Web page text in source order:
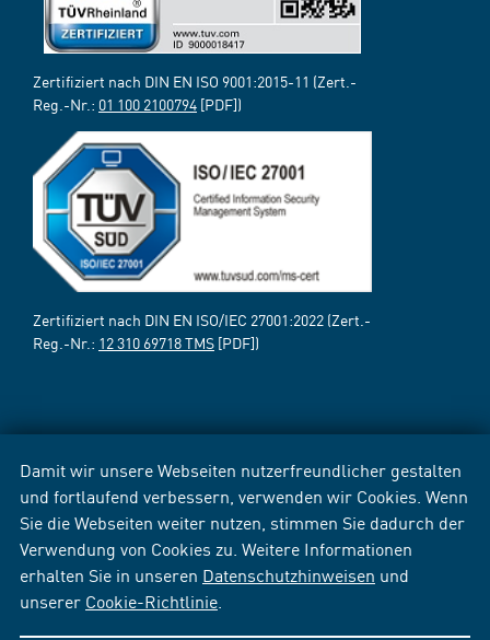
Damit wir unsere Webseiten nutzerfreundlicher gestalten
und fortlaufend verbessern, verwenden wir Cookies. Wenn
Sie die Webseiten weiter nutzen, stimmen Sie dadurch der
Verwendung von Cookies zu. Weitere Informationen
erhalten Sie in unseren Datenschutzhinweisen und
unserer Cookie-Richtlinie
Zertifiziert nach DIN EN ISO 9001:2015-11 (Zert.-
Reg.-Nr.: 01 100 2100794 [PDF])
Zertifiziert nach DIN EN ISO/IEC 27001:2022 (Zert.-
Reg.-Nr.: 12 310 69718 TMS [PDF])